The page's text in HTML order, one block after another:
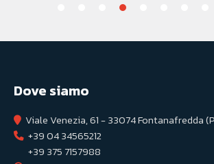
Dove siamo
Viale Venezia, 61 - 33074 Fontanafredda
+39 04 34565212
+39 375 7157988